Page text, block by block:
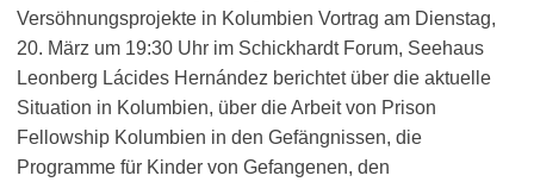
Versöhnungsprojekte in Kolumbien Vortrag am Dienstag,
20. März um 19:30 Uhr im Schickhardt Forum, Seehaus
Leonberg Lácides Hernández berichtet über die aktuelle
Situation in Kolumbien, über die Arbeit von Prison
Fellowship Kolumbien in den Gefängnissen, die
Programme für Kinder von Gefangenen, den